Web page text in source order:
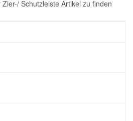
Schutzleiste Artikel zu finden